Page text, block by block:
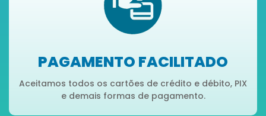
PAGAMENTO FACILITADO
Aceitamos todos os cartões de crédito e débito, PIX
e demais formas de pagamento.